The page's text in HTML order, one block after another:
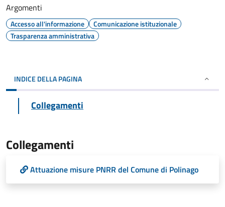
Argomenti
Accesso all'informazione
Comunicazione istituzionale
Trasparenza amministrativa
INDICE DELLA PAGINA
Collegamenti
Collegamenti
Attuazione misure PNRR del Comune di Polinago